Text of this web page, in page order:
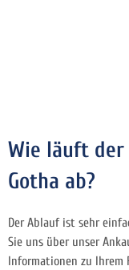
Wie läuft der
Gotha ab?
Der Ablauf ist sehr
Sie uns über unser
Informationen zu Ihrem